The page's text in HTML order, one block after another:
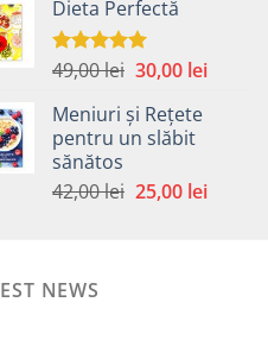
a
fost:
49,00 lei.
Dieta Perfectă
Evaluat la
49,00lei Prețul
a
fost:
30,00 leiPrețul
Meniuri și Rețete
pentru un slăbit
sănătos
42,00lei Prețul
25,00 leiPrețul
NEWS